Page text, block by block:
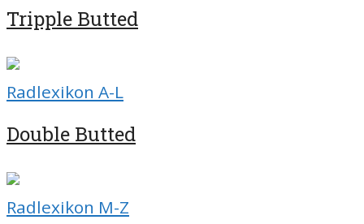
Tripple Butted
Radlexikon A-L
Double Butted
Radlexikon M-Z